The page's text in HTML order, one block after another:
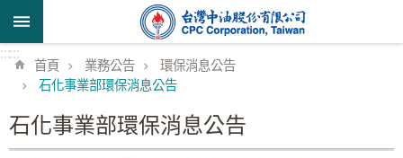
跳到主要內容區塊
::::::
首頁 業務公告
環保消息公告
石化事業部環保消息公告
石化事業部環保消息公告